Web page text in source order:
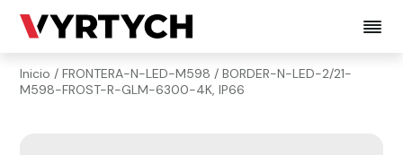
Inicio /FRONTERA-N-LED-M598 / BORDER-N-LED-2/21-
M598-FROST-R-GLM-6300-4K, IP66